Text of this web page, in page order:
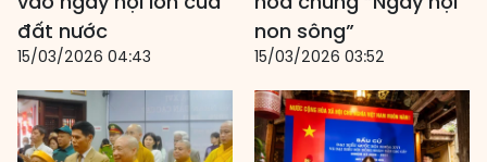
đất nước
15/03/2026 04:43
non sông”
15/03/2026 03:52